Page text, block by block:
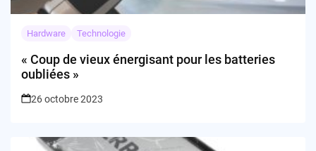
Hardware Technologie
« Coup de vieux énergisant pour les batteries
oubliées »
26 octobre 2023